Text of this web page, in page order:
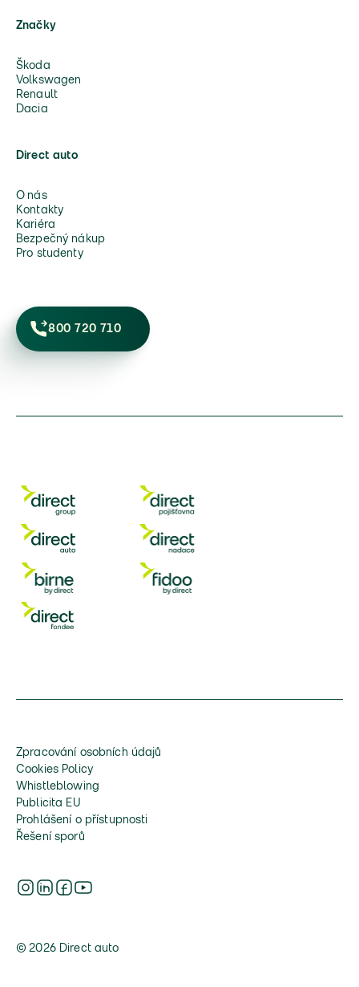
Značky
Škoda
Volkswagen
Renault
Dacia
Direct auto
O nás
Kontakty
Kariéra
Bezpečný nákup
Pro studenty
800 720 710
Zpracování osobních údajů
Cookies Policy
Whistleblowing
Publicita EU
Prohlášení o přístupnosti
Řešení sporů
© 2026 Direct auto